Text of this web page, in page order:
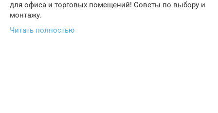
для офиса и торговых помещений! Советы по выбору и
монтажу.
Читать полностью